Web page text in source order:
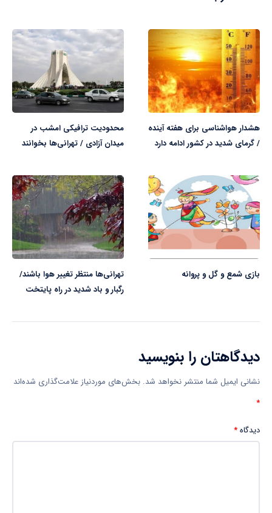
هشدار هواشناسی برای هفته آینده
/ گرمای شدید در کشور ادامه دارد
محدودیت ترافیکی امشب در
میدان آزادی / تهرانی‌ها بخوانند
بازی شمع و گل و پروانه
تهرانی‌ها منتظر تغییر هوا باشند/
رگبار و باد شدید در راه پایتخت
دیدگاهتان را بنویسید
نشانی ایمیل شما منتشر نخواهد شد. بخش‌های موردنیاز علامت‌گذاری شده‌اند
*
دیدگاه*